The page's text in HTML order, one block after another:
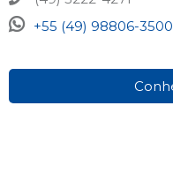
+55 (49) 98806-3500